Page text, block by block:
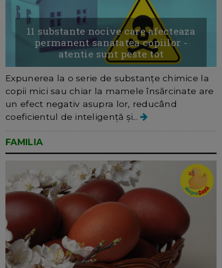
11 substante nocive care afecteaza
permanent sanatatea copiilor -
atentie sunt peste tot
Expunerea la o serie de substanțe chimice la
copii mici sau chiar la mamele însărcinate are
un efect negativ asupra lor, reducând
coeficientul de inteligență și...
FAMILIA